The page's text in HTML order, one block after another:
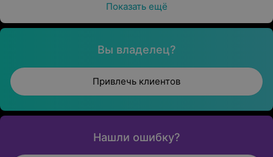
Показать ещё
Вы владелец?
Привлечь клиентов
Нашли ошибку?